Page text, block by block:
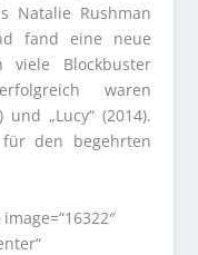
Natalie Rushman
fand eine neue
Blockbuster
waren
und „Lucy“ (2014).
den begehrten